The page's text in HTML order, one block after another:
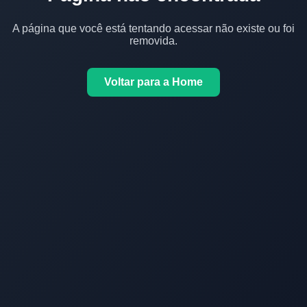
A página que você está tentando acessar não existe ou foi
removida.
Voltar para a Home